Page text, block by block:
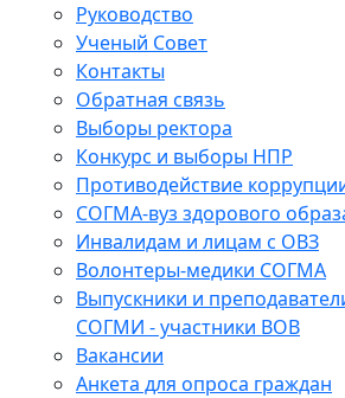
Руководство
Ученый Совет
Контакты
Обратная связь
Выборы ректора
Конкурс и выборы НПР
Противодействие
СОГМА-вуз здорового
Инвалидам и лицам с ОВЗ
Волонтеры-медики СОГМА
Выпускники и
СОГМИ - участники ВОВ
Вакансии
Анкета для опроса граждан